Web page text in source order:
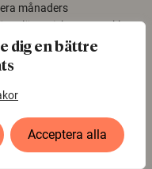
dig en bättre
Acceptera alla
månaders
lägre risk att utveckla
under småbarnsåren än
ledighet. Det visar en